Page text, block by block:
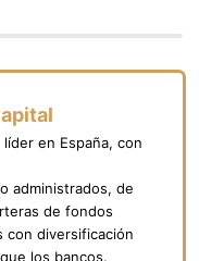
en España, con
administrados, de
de fondos
con diversificación
los bancos.